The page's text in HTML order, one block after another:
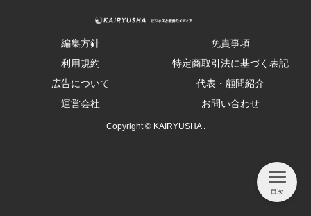
編集方針
免責事項
利用規約
特定商取引法に基づく表記
広告について
代表・顧問紹介
運営会社
お問い合わせ
Copyright © KAIRYUSHA .
目次